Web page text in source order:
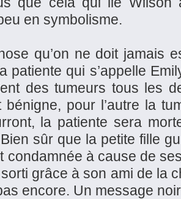
en symbolisme.
qu’on ne doit jamais
patiente qui s’appelle
des tumeurs tous les
bénigne, pour l’autre la
la patiente sera
sûr que la petite fille
condamnée à cause de
sorti grâce à son ami de la
encore. Un message